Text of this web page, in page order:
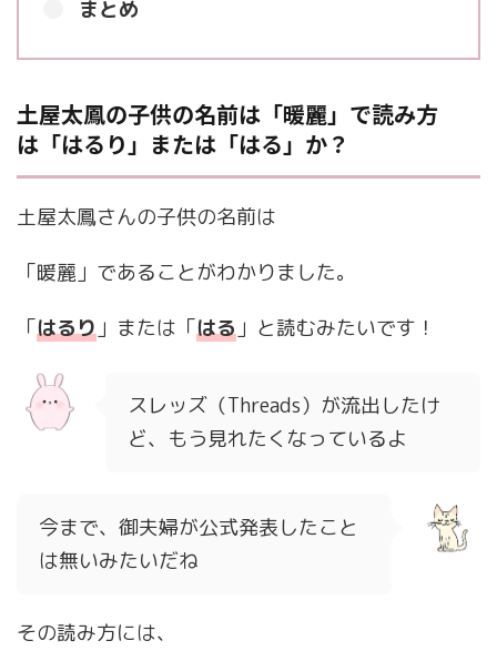
まとめ
土屋太鳳の子供の名前は「暖麗」で読み方
は「はるり」または「はる」か？
土屋太鳳さんの子供の名前は
「暖麗」であることがわかりました。
「はるり」または「はる」と読むみたいです！
スレッズ（Threads）が流出したけ
ど、もう見れたくなっているよ
今まで、御夫婦が公式発表したこと
は無いみたいだね
その読み方には、